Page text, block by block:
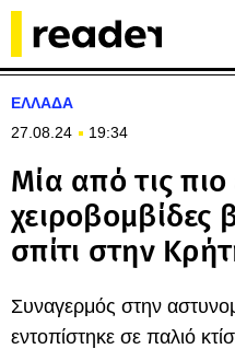
ΕΛΛΑΔΑ
27.08.24
19:34
Μία από τις πιο
χειροβομβίδες
σπίτι στην
Συναγερμός στην
εντοπίστηκε σε παλιό